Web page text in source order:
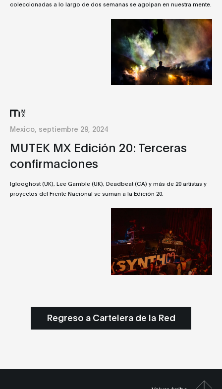
coleccionadas a lo largo de dos semanas se agolpan en nuestra mente.
Mexico, septiembre 29, 2024
MUTEK MX Edición 20: Terceras
confirmaciones
Iglooghost (UK), Lee Gamble (UK), Deadbeat (CA) y más de 20 artistas y
proyectos del Frente Nacional se suman a la Edición 20.
Regreso a Cartelera de la Red